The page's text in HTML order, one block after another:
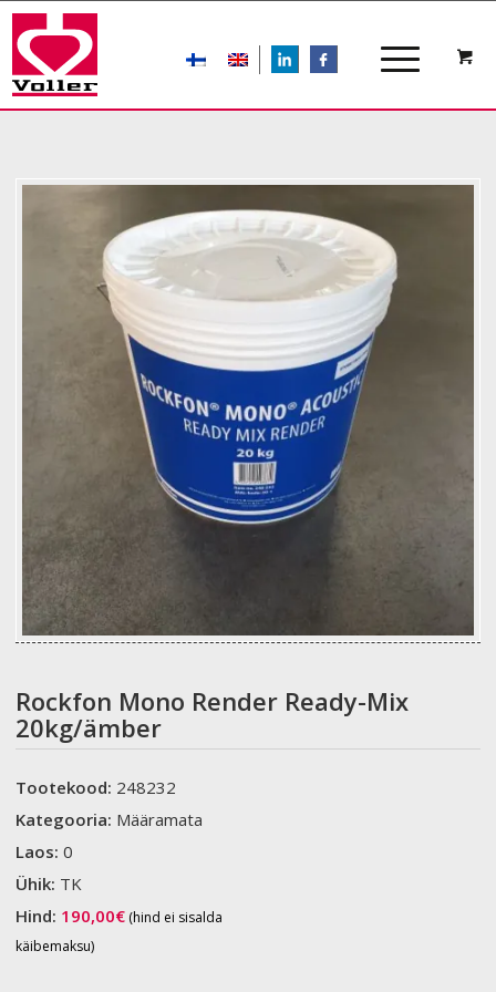
LIn
Rockfon Mono Render Ready-Mix
20kg/ämber
Tootekood: 248232
Kategooria: Määramata
Laos:0
Ühik: TK
Hind: 190,00€ (hind ei sisalda
käibemaksu)